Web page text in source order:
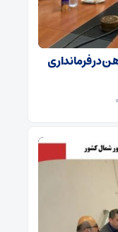
در فرمانداری
۰